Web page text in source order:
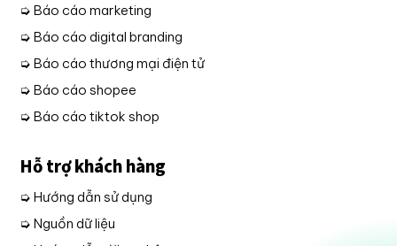
➭ Báo cáo marketing
➭ Báo cáo digital branding
➭ Báo cáo thương mại điện tử
➭ Báo cáo shopee
➭ Báo cáo tiktok shop
Hỗ trợ khách hàng
➭ Hướng dẫn sử dụng
➭ Nguồn dữ liệu